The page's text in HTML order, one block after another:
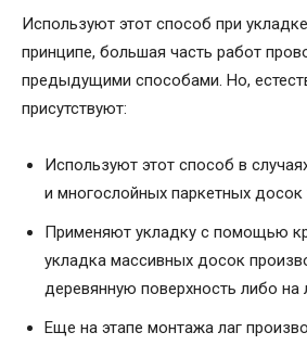
Используют этот способ при
принципе, большая часть работ
предыдущими способами. Но,
присутствуют:
Используют этот способ в
и многослойных паркетных
Применяют укладку с помощью
укладка массивных досок
деревянную поверхность либо на
Еще на этапе монтажа лаг